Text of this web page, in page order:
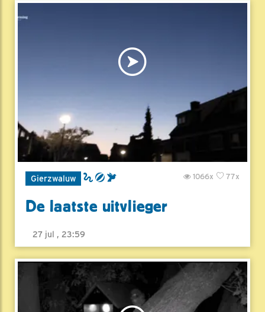
Gierzwaluw 77x
1066x
De laatste uitvlieger
27 jul , 23:59